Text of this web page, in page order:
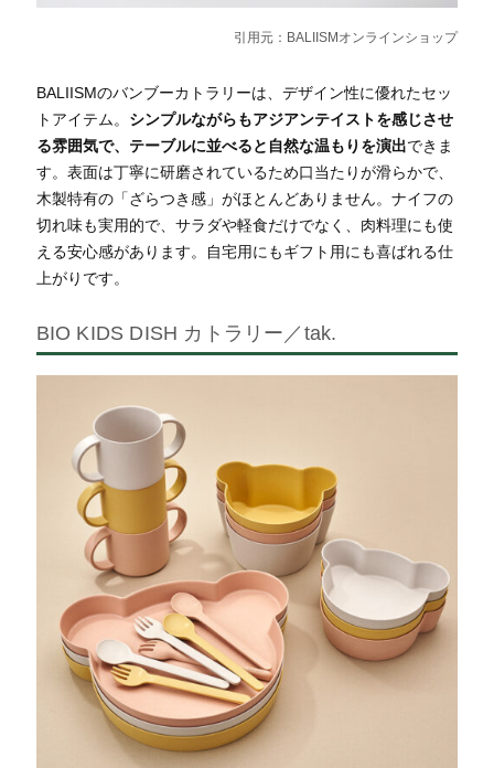
引用元： BALIISMオンラインショップ
BALIISMのバンブーカトラリーは、デザイン性に優れたセッ
トアイテム。 シンプルながらもアジアンテイストを感じさせ
る雰囲気で、テーブルに並べると自然な温もりを演出できま
す。表面は丁寧に研磨されているため口当たりが滑らかで、
木製特有の「ざらつき感」がほとんどありません。ナイフの
切れ味も実用的で、サラダや軽食だけでなく、肉料理にも使
える安心感があります。自宅用にもギフト用にも喜ばれる仕
上がりです。
BIO KIDS DISH カトラリー／tak.